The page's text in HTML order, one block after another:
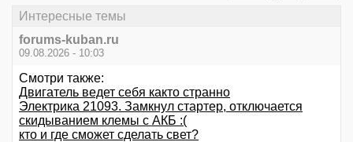
Интересные темы
forums-kuban.ru
09.08.2026 - 10:03
Смотри также:
Двигатель ведет себя както странно
Электрика 21093. Замкнул стартер, отключается
скидыванием клемы с АКБ :(
кто и где сможет сделать свет?